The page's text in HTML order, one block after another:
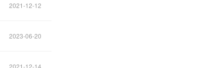
2021-12-12
2023-06-20
2021-12-14